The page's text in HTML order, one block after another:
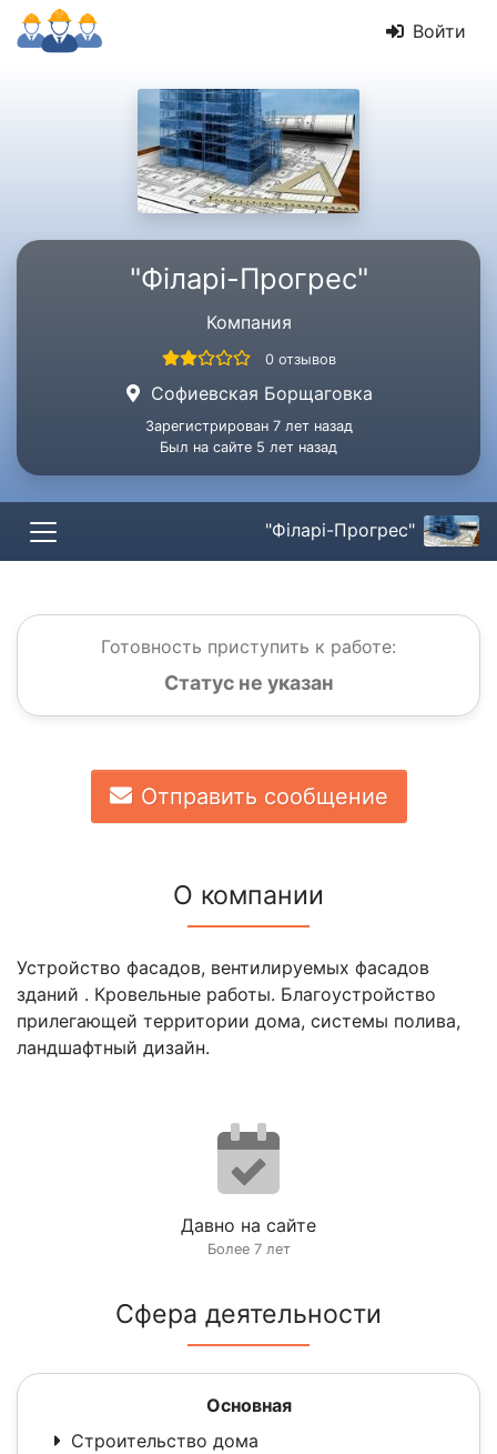
Войти
"Філарі-Прогрес"
Компания
0 отзывов
Софиевская Борщаговка
Зарегистрирован 7 лет назад
Был на сайте 5 лет назад
"Філарі-Прогрес"
Готовность приступить к работе:
Статус не указан
Отправить сообщение
О компании
Устройство фасадов, вентилируемых фасадов
зданий . Кровельные работы. Благоустройство
прилегающей территории дома, системы полива,
ландшафтный дизайн.
Давно на сайте
Более 7 лет
Сфера деятельности
Основная
Строительство дома